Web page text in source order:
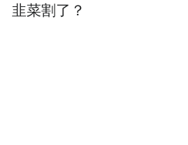
韭菜割了？